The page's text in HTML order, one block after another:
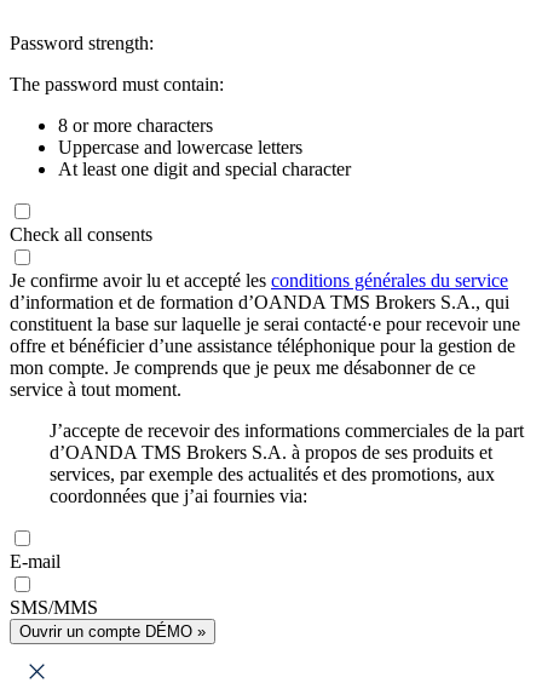
Password strength:
The password must contain:
8 or more characters
Uppercase and lowercase letters
At least one digit and special character
Check all consents
Je confirme avoir lu et accepté les conditions générales du service
d’information et de formation d’OANDA TMS Brokers S.A., qui
constituent la base sur laquelle je serai contacté·e pour recevoir une
offre et bénéficier d’une assistance téléphonique pour la gestion de
mon compte. Je comprends que je peux me désabonner de ce
service à tout moment.
J’accepte de recevoir des informations commerciales de la part
d’OANDA TMS Brokers S.A. à propos de ses produits et
services, par exemple des actualités et des promotions, aux
coordonnées que j’ai fournies via:
E-mail
SMS/MMS
Ouvrir un compte DÉMO »